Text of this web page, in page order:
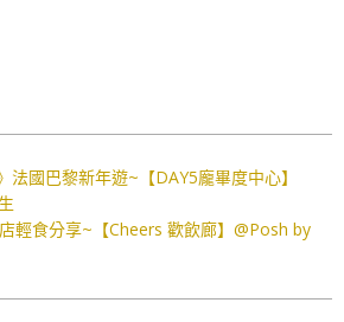
法國巴黎新年遊~【DAY5龐畢度中心】
輕食分享~【Cheers 歡飲廊】@Posh by